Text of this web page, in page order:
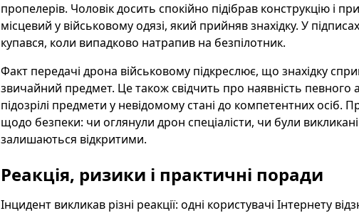
пропелерів. Чоловік досить спокійно підібрав конструкцію і
місцевий у військовому одязі, який прийняв знахідку. У
купався, коли випадково натрапив на безпілотник.
Факт передачі дрона військовому підкреслює, що знахідку
звичайний предмет. Це також свідчить про наявність певного
підозрілі предмети у невідомому стані до компетентних осіб.
щодо безпеки: чи оглянули дрон спеціалісти, чи були
залишаються відкритими.
Реакція, ризики і практичні поради
Інцидент викликав різні реакції: одні користувачі Інтернету